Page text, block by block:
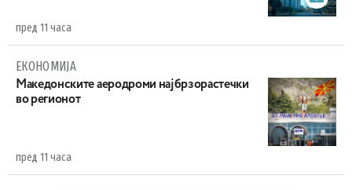
пред 11 часа
ЕКОНОМИЈА
Maкедонските аеродроми најбрзорастечки
во регионот
пред 11 часа